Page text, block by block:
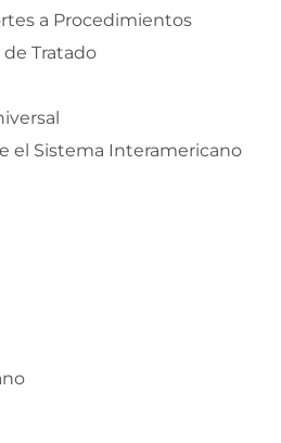
a Procedimientos
de Tratado
el Sistema Interamericano